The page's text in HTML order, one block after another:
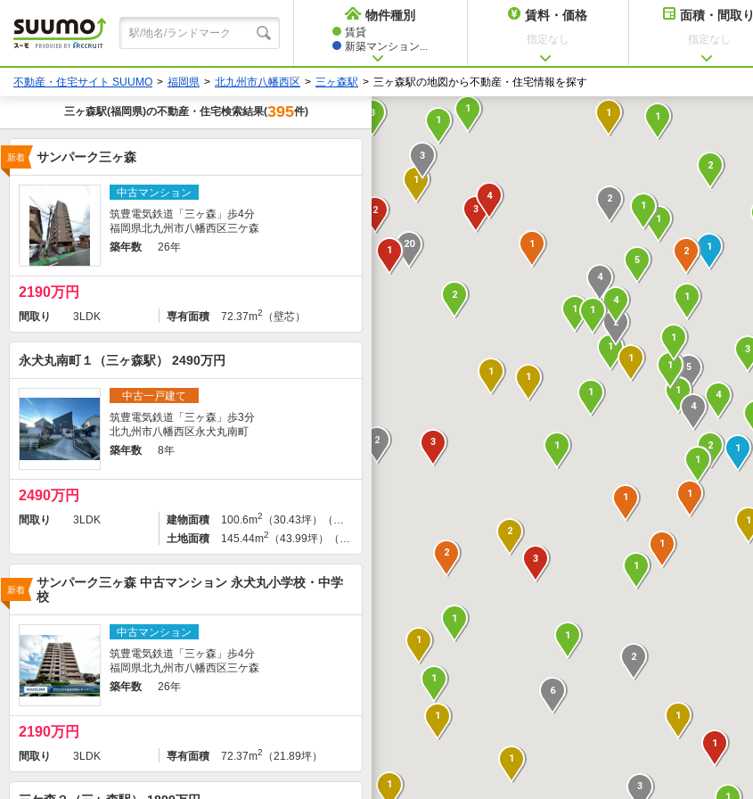
物件種別
賃貸
新築マンション...
賃料・価格
指定なし
面積・間取り
指定なし
不動産・住宅サイト SUUMO 福岡県 北九州市八幡西区 三ヶ森駅 三ヶ森駅の地図から不動産・住宅情報を探す
1
5
1
3
1
5
1
1
1
4
1
6
1
1
3
2
20
1
1
1
2
1
1
2
2
2
4
4
3
1
1
1
4
1
1
4
1
2
3
1
3
2
1
3
1
1
3
1
2
1
1
1
1
1
2
2
1
1
1
4
1
2
1
1
1
1
三ヶ森駅(福岡県)の不動産・住宅検索結果(395件)
新着 サンパーク三ヶ森
中古マンション
筑豊電気鉄道「三ヶ森」歩4分
福岡県北九州市八幡西区三ケ森
築年数
26年
2190万円
間取り 3LDK 専有面積 72.37m2 （壁芯）
永犬丸南町１（三ヶ森駅） 2490万円
中古一戸建て
筑豊電気鉄道「三ヶ森」歩3分
北九州市八幡西区永犬丸南町
築年数
8年
2490万円
間取り 3LDK 建物面積 100.6m2
（30.43坪）（登記）
土地面積
145.44m2 （43.99坪）（登記）
新着
サンパーク三ヶ森 中古マンション 永犬丸小学校・中学
校
中古マンション
筑豊電気鉄道「三ヶ森」歩4分
福岡県北九州市八幡西区三ケ森
築年数
26年
2190万円
間取り 3LDK 専有面積 72.37m2 （21.89坪）